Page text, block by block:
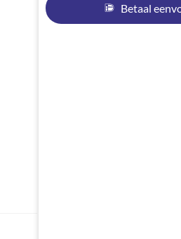
Betaal